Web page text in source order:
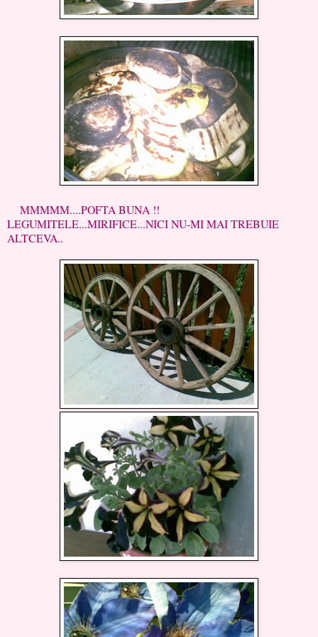
MMMMM....POFTA BUNA !!
LEGUMITELE...MIRIFICE...NICI NU-MI MAI TREBUIE
ALTCEVA..